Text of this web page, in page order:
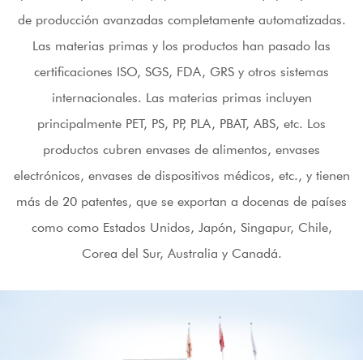
de producción avanzadas completamente automatizadas.
Las materias primas y los productos han pasado las
certificaciones ISO, SGS, FDA, GRS y otros sistemas
internacionales. Las materias primas incluyen
principalmente PET, PS, PP, PLA, PBAT, ABS, etc. Los
productos cubren envases de alimentos, envases
electrónicos, envases de dispositivos médicos, etc., y tienen
más de 20 patentes, que se exportan a docenas de países
como como Estados Unidos, Japón, Singapur, Chile,
Corea del Sur, Australia y Canadá.